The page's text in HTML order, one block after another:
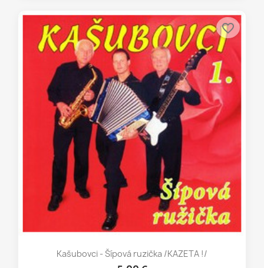
Kašubovci - Šípová ruzička /KAZETA !/
favorite_border